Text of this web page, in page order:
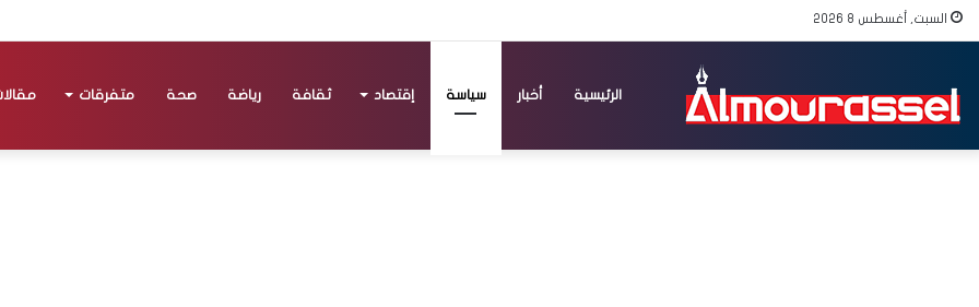
السبت, أغسطس 8 2026
الرئيسية أخبار سياسة إقتصاد ثقافة رياضة صحة متفرقات